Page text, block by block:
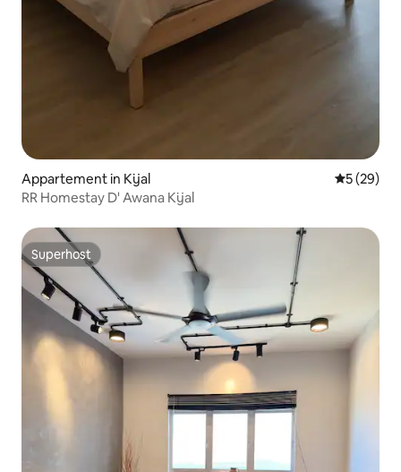
Appartement in Kijal
5 (29)
RR Homestay D' Awana Kijal
Superhost
Superhost